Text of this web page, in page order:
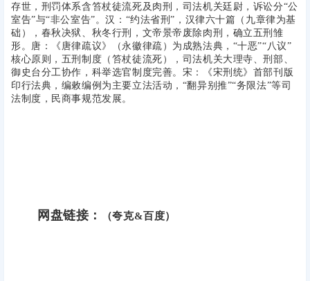
存世，刑罚体系含笞杖徒流死及肉刑，司法机关廷尉，诉讼分“公
室告”与“非公室告”。汉：“约法省刑”，汉律六十篇（九章律为基
础），春秋决狱、秋冬行刑，文帝景帝废除肉刑，确立五刑雏
形。唐：《唐律疏议》（永徽律疏）为成熟法典，“十恶”“八议”
核心原则，五刑制度（笞杖徒流死），司法机关大理寺、刑部、
御史台分工协作，科举选官制度完善。宋：《宋刑统》首部刊版
印行法典，编敕编例为主要立法活动，“翻异别推”“务限法”等司
法制度，民商事规范发展。
网盘链接： （夸克&百度）